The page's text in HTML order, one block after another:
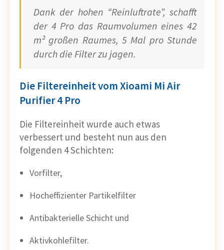
Dank der hohen “Reinluftrate”, schafft
der 4 Pro das Raumvolumen eines 42
m² großen Raumes, 5 Mal pro Stunde
durch die Filter zu jagen.
Die Filtereinheit vom Xioami Mi Air
Purifier 4 Pro
Die Filtereinheit wurde auch etwas
verbessert und besteht nun aus den
folgenden 4 Schichten:
Vorfilter,
Hocheffizienter Partikelfilter
Antibakterielle Schicht und
Aktivkohlefilter.